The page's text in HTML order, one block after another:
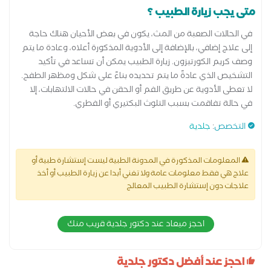
متى يجب زيارة الطبيب ؟
في الحالات الصعبة من المث، يكون في بعض الأحيان هناك حاجة
إلى علاج إضافي، بالإضافة إلى الأدوية المذكورة أعلاه، وعادة ما يتم
وصف كريم الكورتيزون. زيارة الطبيب يمكن أن تساعد في تأكيد
التشخيص الذي عادةً ما يتم تحديده بناءً على شكل ومظهر الطفح.
لا تعطى الأدوية عن طريق الفم أو الحقن في حالات الالتهابات، إلا
في حالة تفاقمت بسبب التلوث البكتيري أو الفطري.
التخصص: جلدية
المعلومات المذكورة في المدونة الطبية ليست إستشارة طبية أو
علاج هي فقط معلومات عامة ولا تغني أبدا عن زيارة الطبيب أو أخذ
علاجات دون إستشارة الطبيب المعالج
احجز ميعاد عند دكتور جلدية قريب منك
احجز عند أفضل دكتور جلدية